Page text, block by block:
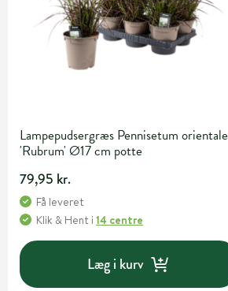
Lampepudsergræs Pennisetum orientale
'Rubrum' Ø17 cm potte
79,95 kr.
Få leveret
Klik & Hent i 14 centre
Læg i kurv